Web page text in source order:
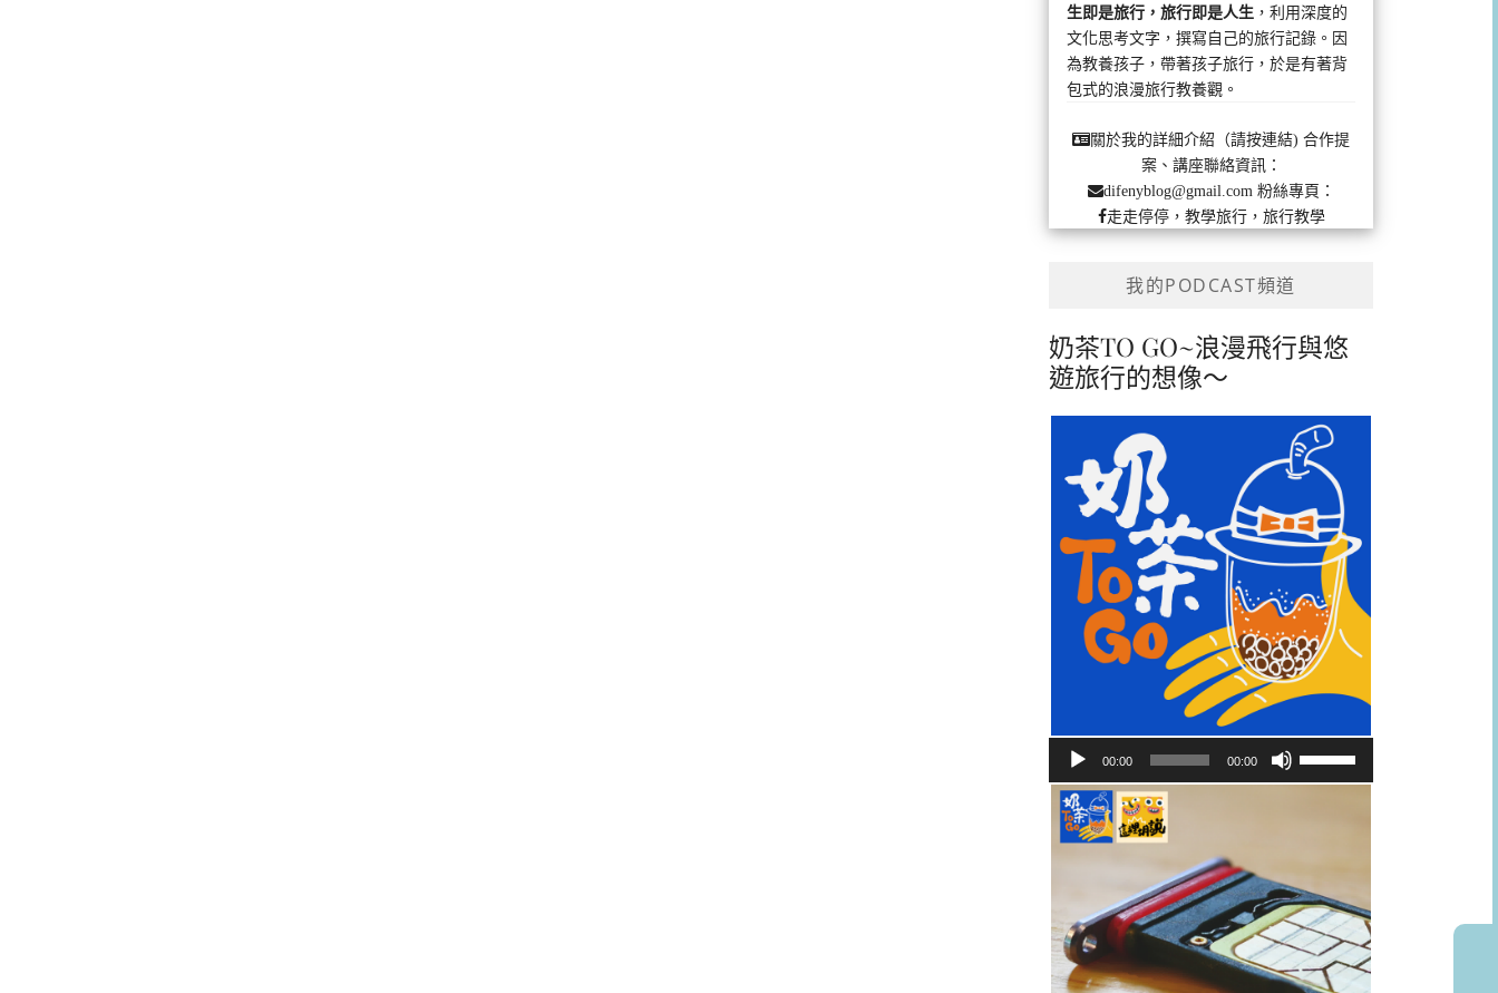
生即是旅行，旅行即是人生 ，利用深度的
文化思考文字，撰寫自己的旅行記錄。因
為教養孩子，帶著孩子旅行，於是有著背
包式的浪漫旅行教養觀。
關於我的詳細介紹（請按連結) 合作提
案、講座聯絡資訊：
difenyblog@gmail.com粉絲專頁：
走走停停，教學旅行，旅行教學
我的PODCAST頻道
奶茶TO GO~浪漫飛行與悠
遊旅行的想像～
播
放
00:00 00:00
鍵
以
提
高